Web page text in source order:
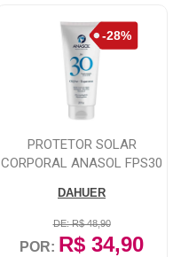
PROTETOR SOLAR
CORPORAL ANASOL FPS30
DAHUER
DE: R$ 48,90
POR: R$ 34,90